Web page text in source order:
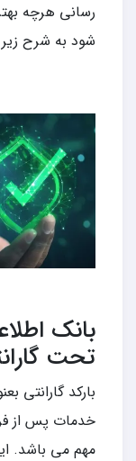
رسانی هرچه
شود به شرح
بانک
تحت
بارکد گارانتی
خدمات پس از
مهم می باشد.